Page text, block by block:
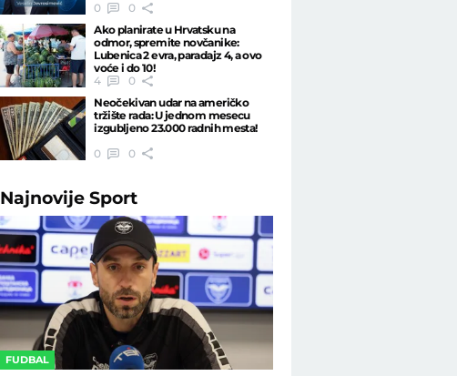
0
0
Ako planirate u Hrvatsku na
odmor, spremite novčanike:
Lubenica 2 evra, paradajz 4, a ovo
voće i do 10!
4
0
Neočekivan udar na američko
tržište rada: U jednom mesecu
izgubljeno 23.000 radnih mesta!
0
0
NajnovijeSport
FUDBAL